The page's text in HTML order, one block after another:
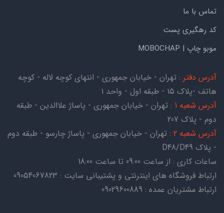
تماس با ما
کد رهگیری پست
موبو چاپ | MOBOCHAP
آدرس دفتر : تهران - خیابان جمهوری - انتهای کوچه لاله - کوچه
هاتف -پلاک ۱۵ - طبقه اول - واحد ۱
آدرس شعبه 1
: تهران - خیابان جمهوری - پاساژ علاالدین - طبقه
دوم - پلاک 207
آدرس شعبه 2
: تهران - خیابان جمهوری - پاساژ چارسو - طبقه دوم
- پلاک D48/D49
ساعات کاری : از ساعت 09:00 تا ساعت 18:00
ارتباط فروشگاه های اینترنتی و پشتیبانی سایت : 09054067823
ارتباط مشتریان عمده : 09029600889